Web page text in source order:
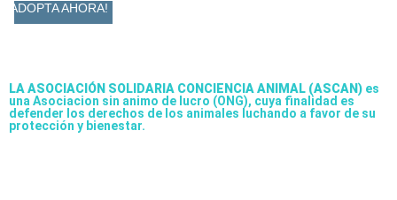
ADOPTA AHORA!
LA ASOCIACIÓN SOLIDARIA CONCIENCIA ANIMAL (ASCAN) es
una Asociacion sin animo de lucro (ONG), cuya finalidad es
defender los derechos de los animales luchando a favor de su
protección y bienestar.